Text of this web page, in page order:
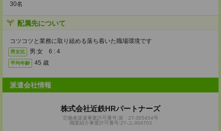
30名
配属先について
コツコツと業務に取り組める落ち着いた職場環境です
男女比 男:女 6 : 4
平均年齢 45 歳
派遣会社情報
株式会社近鉄HRパートナーズ
労働者派遣事業許可番号:派 27‐305454号
職業紹介事業許可番号:27-ユ-304703